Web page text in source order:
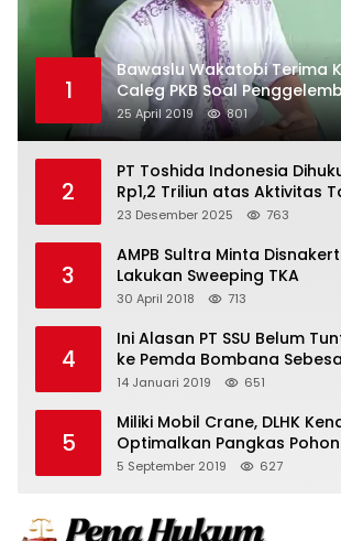
1
Bawaslu Wakatobi Terima
Caleg PKB Soal
25 April 2019 801
2
PT Toshida Indonesia
Rp1,2 Triliun atas Aktivitas
23 Desember 2025 763
3
AMPB Sultra Minta
Lakukan Sweeping TKA
30 April 2018 713
4
Ini Alasan PT SSU Belum
ke Pemda Bombana
14 Januari 2019 651
5
Miliki Mobil Crane, DLHK
Optimalkan Pangkas
5 September 2019 627